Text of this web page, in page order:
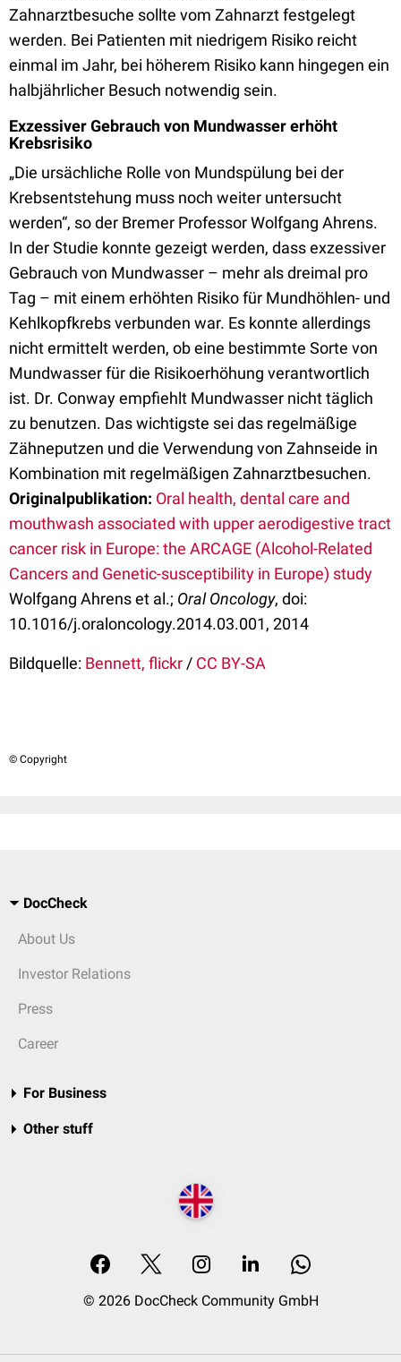
Zahnarztbesuche sollte vom Zahnarzt festgelegt
werden. Bei Patienten mit niedrigem Risiko reicht
einmal im Jahr, bei höherem Risiko kann hingegen ein
halbjährlicher Besuch notwendig sein.
Exzessiver Gebrauch von Mundwasser erhöht
Krebsrisiko
„Die ursächliche Rolle von Mundspülung bei der
Krebsentstehung muss noch weiter untersucht
werden“, so der Bremer Professor Wolfgang Ahrens.
In der Studie konnte gezeigt werden, dass exzessiver
Gebrauch von Mundwasser – mehr als dreimal pro
Tag – mit einem erhöhten Risiko für Mundhöhlen- und
Kehlkopfkrebs verbunden war. Es konnte allerdings
nicht ermittelt werden, ob eine bestimmte Sorte von
Mundwasser für die Risikoerhöhung verantwortlich
ist. Dr. Conway empfiehlt Mundwasser nicht täglich
zu benutzen. Das wichtigste sei das regelmäßige
Zähneputzen und die Verwendung von Zahnseide in
Kombination mit regelmäßigen Zahnarztbesuchen.
Originalpublikation: Oral health, dental care and
mouthwash associated with upper aerodigestive tract
cancer risk in Europe: the ARCAGE (Alcohol-Related
Cancers and Genetic-susceptibility in Europe) study
Wolfgang Ahrens et al.; Oral Oncology, doi:
10.1016/j.oraloncology.2014.03.001, 2014
Bildquelle: Bennett, flickr / CC BY-SA
© Copyright
DocCheck
About Us
Investor Relations
Press
Career
For Business
Other stuff
© 2026 DocCheck Community GmbH